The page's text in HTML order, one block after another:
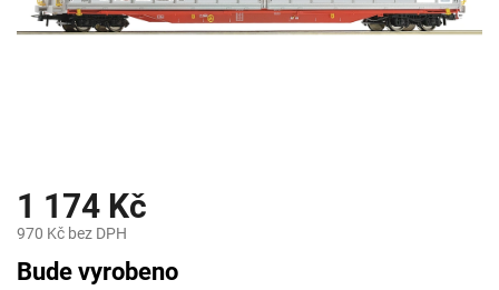
1 174 Kč
970 Kč bez DPH
Měrná
cena:
Bude vyrobeno